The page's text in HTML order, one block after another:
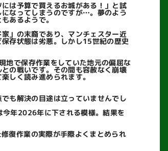
は予算で買えるお城がある！」と試
なってしまうのですが…。夢のよう
あるようで。
」の末裔であり、マンチェスター近
存状態は劣悪。しかし15世紀の歴史
地で保存作業をしていた地元の偏屈な
の戦いです。その間も容赦なく崩壊
しく読み進められます。
も解決の目途は立っていませんでし
年2026年に下される模様。結果を
復作業の実際が手際よくまとめられ